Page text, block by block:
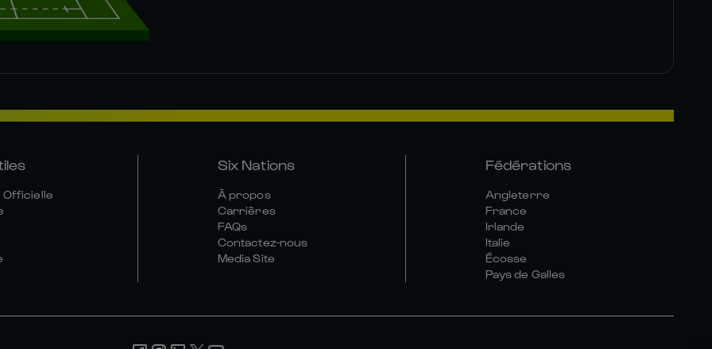
Officielle
Six Nations
À propos
Carrières
FAQs
Contactez-nous
Media Site
Fédérations
Angleterre
France
Irlande
Italie
Écosse
Pays de Galles